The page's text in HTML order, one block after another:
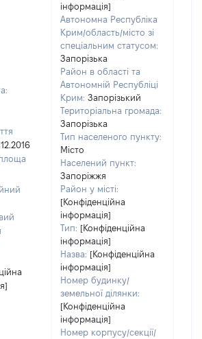
інформація]
Автономна Республіка
Крим/область/місто зі
спеціальним статусом:
Запорізька
Район в області та
Автономній Республіці
Крим: Запорізький
Територіальна громада:
Запорізька
Тип населеного пункту:
Місто
Населений пункт:
Запоріжжя
Район у місті:
[Конфіденційна
інформація]
Тип: [Конфіденційна
інформація]
Назва: [Конфіденційна
інформація]
Номер будинку/
земельної ділянки:
[Конфіденційна
інформація]
Номер корпусу/секції/